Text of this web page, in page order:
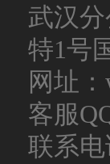
武汉
特1号
网址
客服
联系电